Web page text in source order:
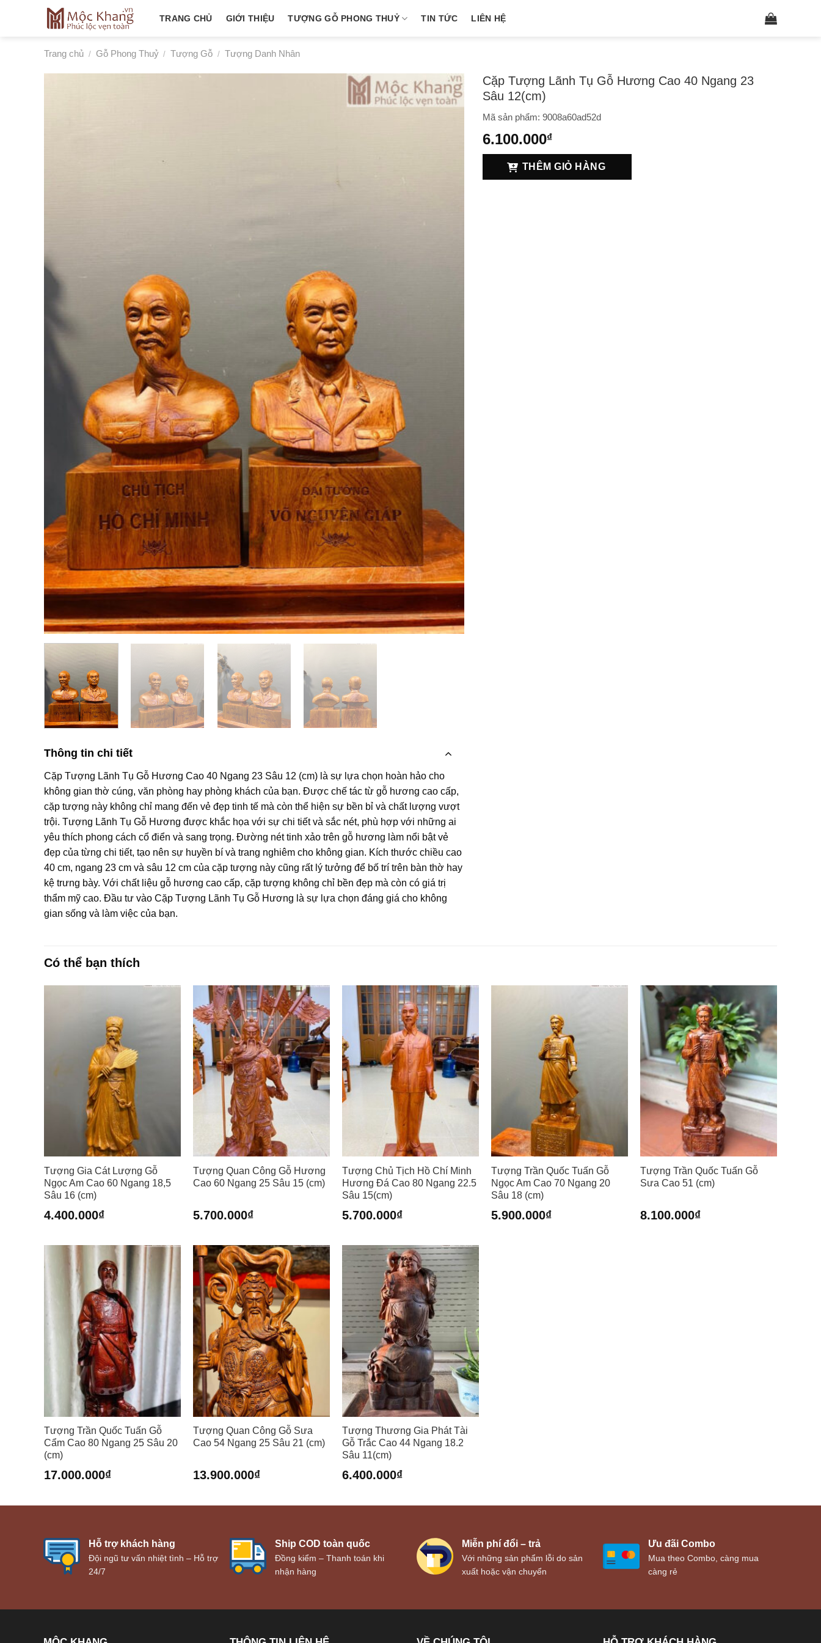
TRANG CHỦ GIỚI THIỆU TƯỢNG GỖ PHONG THUỶ TIN TỨC LIÊN HỆ
Trang chủ / Gỗ Phong Thuỷ / Tượng Gỗ / Tượng Danh Nhân
Thông tin chi tiết
Cặp Tượng Lãnh Tụ Gỗ Hương Cao 40 Ngang 23 Sâu 12 (cm) là sự lựa chọn hoàn hảo cho
không gian thờ cúng, văn phòng hay phòng khách của bạn. Được chế tác từ gỗ hương cao cấp,
cặp tượng này không chỉ mang đến vẻ đẹp tinh tế mà còn thể hiện sự bền bỉ và chất lượng vượt
trội. Tượng Lãnh Tụ Gỗ Hương được khắc họa với sự chi tiết và sắc nét, phù hợp với những ai
yêu thích phong cách cổ điển và sang trọng. Đường nét tinh xảo trên gỗ hương làm nổi bật vẻ
đẹp của từng chi tiết, tạo nên sự huyền bí và trang nghiêm cho không gian. Kích thước chiều cao
40 cm, ngang 23 cm và sâu 12 cm của cặp tượng này cũng rất lý tưởng để bố trí trên bàn thờ hay
kệ trưng bày. Với chất liệu gỗ hương cao cấp, cặp tượng không chỉ bền đẹp mà còn có giá trị
thẩm mỹ cao. Đầu tư vào Cặp Tượng Lãnh Tụ Gỗ Hương là sự lựa chọn đáng giá cho không
gian sống và làm việc của bạn.
Cặp Tượng Lãnh Tụ Gỗ Hương Cao 40 Ngang 23
Sâu 12(cm)
Mã sản phẩm: 9008a60ad52d
6.100.000₫
THÊM GIỎ HÀNG
Có thể bạn thích
Tượng Gia Cát Lượng Gỗ
Ngọc Am Cao 60 Ngang 18,5
Sâu 16 (cm)
4.400.000₫
Tượng Quan Công Gỗ Hương
Cao 60 Ngang 25 Sâu 15 (cm)
5.700.000₫
Tượng Chủ Tịch Hồ Chí Minh
Hương Đá Cao 80 Ngang 22.5
Sâu 15(cm)
5.700.000₫
Tượng Trần Quốc Tuấn Gỗ
Ngọc Am Cao 70 Ngang 20
Sâu 18 (cm)
5.900.000₫
Tượng Trần Quốc Tuấn Gỗ
Sưa Cao 51 (cm)
8.100.000₫
Tượng Trần Quốc Tuấn Gỗ
Cẩm Cao 80 Ngang 25 Sâu 20
(cm)
17.000.000₫
Tượng Quan Công Gỗ Sưa
Cao 54 Ngang 25 Sâu 21 (cm)
13.900.000₫
Tượng Thương Gia Phát Tài
Gỗ Trắc Cao 44 Ngang 18.2
Sâu 11(cm)
6.400.000₫
Hỗ trợ khách hàng
Đội ngũ tư vấn nhiệt tình – Hỗ trợ
24/7
Ship COD toàn quốc
Đồng kiểm – Thanh toán khi
nhận hàng
Miễn phí đổi – trả
Với những sản phẩm lỗi do sản
xuất hoặc vận chuyển
Ưu đãi Combo
Mua theo Combo, càng mua
càng rẻ